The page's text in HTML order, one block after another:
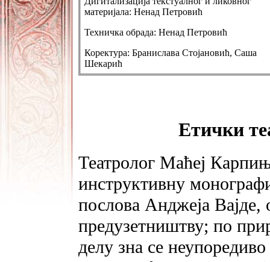
материјала: Ненад Петровић
Техничка обрада: Ненад Петровић
Коректура: Бранислава Стојановић, Саша
Шекарић
Етички
Театролог Маћеј
инструктивну
послова Анджеја
предузетништву; по
делу зна се